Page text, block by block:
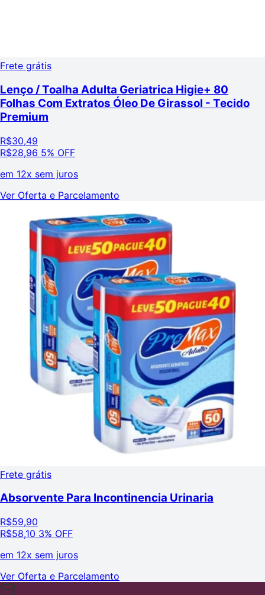
Frete grátis
Lenço / Toalha Adulta Geriatrica Higie+ 80
Folhas Com Extratos Óleo De Girassol - Tecido
Premium
R$30,49
R$28,96 5% OFF
em 12x sem juros
Ver Oferta e Parcelamento
Frete grátis
Absorvente Para Incontinencia Urinaria
R$59,90
R$58,10 3% OFF
em 12x sem juros
Ver Oferta e Parcelamento